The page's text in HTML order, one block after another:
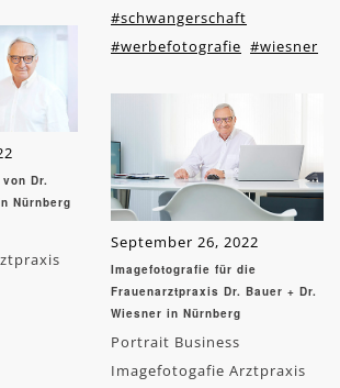
Dr.
Nürnberg
#schwangerschaft
#werbefotografie #wiesner
September 26, 2022
Imagefotografie für die
Frauenarztpraxis Dr. Bauer + Dr.
Wiesner in Nürnberg
Portrait Business
Imagefotogafie Arztpraxis